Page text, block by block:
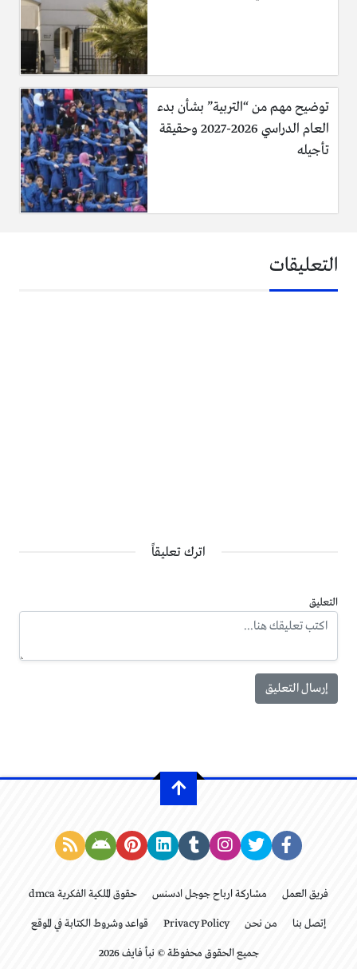
توضيح مهم من “التربية” بشأن بدء
العام الدراسي 2026-2027 وحقيقة
تأجيله
التعليقات
اترك تعليقاً
التعليق
فريق العمل مشاركة ارباح جوجل ادسنس حقوق الملكية الفكرية dmca
إتصل بنا من نحن Privacy Policy قواعد وشروط الكتابة في الموقع
جميع الحقوق محفوظة © نبأ فايف 2026